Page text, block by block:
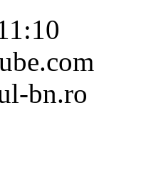
bn.ro